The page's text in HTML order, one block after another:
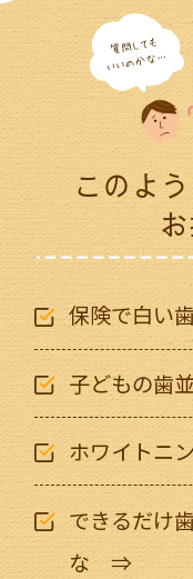
このよう
保険で白い
子どもの歯
ホワイトニ
できるだけ
な ⇒